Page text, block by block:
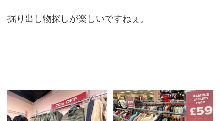
掘り出し物探しが楽しいですねぇ。